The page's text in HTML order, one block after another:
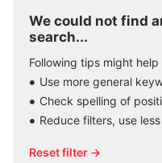
We could not find
search...
Following tips might
Use more general
Check spelling of
Reduce filters, use
Reset filter →